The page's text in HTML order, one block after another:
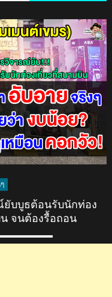
ยับบูธต้อนรับนักท่อง
จนต้องรื้อถอน